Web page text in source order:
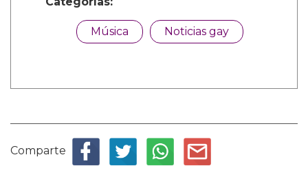
Música Noticias gay
Comparte